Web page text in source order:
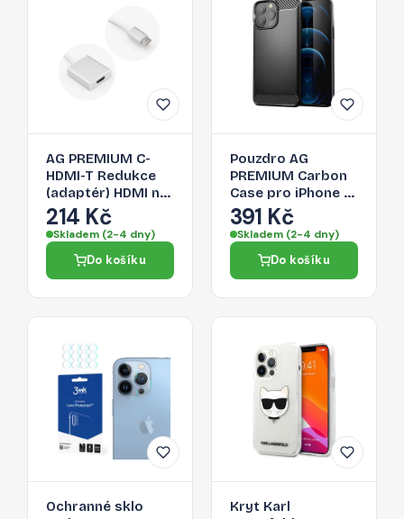
AG PREMIUM C-
HDMI-T Redukce
(adaptér) HDMI na
USB-C 3.1, délka
17cm, bílo-stříbrná
214 Kč
Skladem (2-4 dny)
Do košíku
Pouzdro AG
PREMIUM Carbon
Case pro iPhone 13
Pro Max - černé
391 Kč
Skladem (2-4 dny)
Do košíku
Ochranné sklo
Kryt Karl